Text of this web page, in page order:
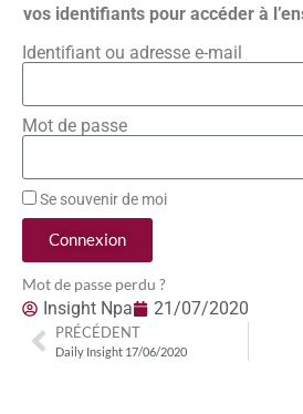
vos identifiants pour accéder à
Identifiant ou adresse e-mail
Mot de passe
Se souvenir de moi
Connexion
Mot de passe perdu ?
Insight Npa 21/07/2020
PRÉCÉDENT
Daily Insight 17/06/2020